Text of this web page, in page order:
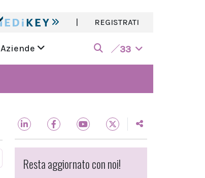
| REGISTRATI
Aziende 33
Resta aggiornato con noi!